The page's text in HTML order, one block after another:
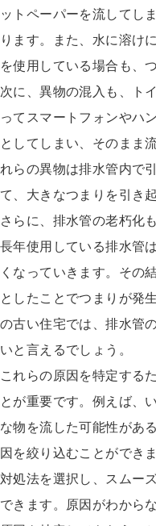
ットペーパーを流してし
ります。また、水に溶け
を使用している場合も、
次に、異物の混入も、ト
ってスマートフォンやハ
としてしまい、そのまま
れらの異物は排水管内で
て、大きなつまりを引き
さらに、排水管の老朽化
長年使用している排水管
くなっていきます。その
としたことでつまりが発
の古い住宅では、排水管
いと言えるでしょう。
これらの原因を特定する
とが重要です。例えば、
な物を流した可能性があ
因を絞り込むことができ
対処法を選択し、スムー
できます。原因がわから